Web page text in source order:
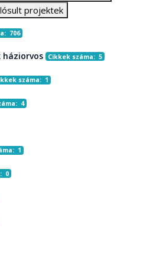
projektek
706
háziorvos Cikkek száma: 5
száma: 1
4
1
0